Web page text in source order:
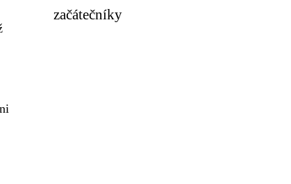
začátečníky